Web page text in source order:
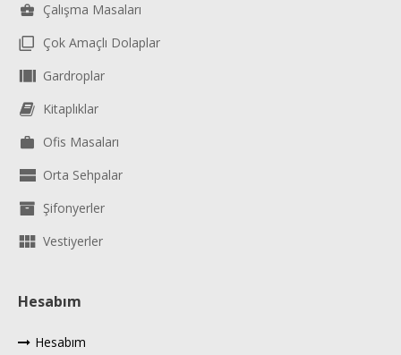
Çalışma Masaları
Çok Amaçlı Dolaplar
Gardroplar
Kitaplıklar
Ofis Masaları
Orta Sehpalar
Şifonyerler
Vestiyerler
Hesabım
Hesabım